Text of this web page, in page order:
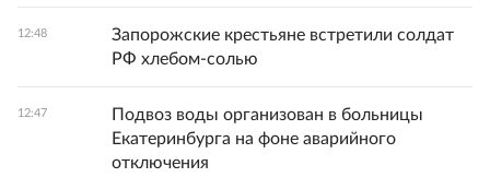
12:48
Запорожские крестьяне встретили солдат
РФ хлебом-солью
12:47
Подвоз воды организован в больницы
Екатеринбурга на фоне аварийного
отключения